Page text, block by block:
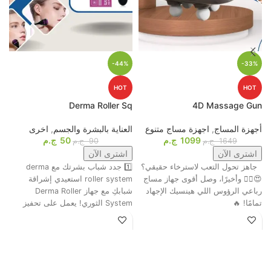
-33%
HOT
4D Massage Gun
أجهزة المساج, اجهزة مساج متنوع
1649 ج.م 1099 ج.م
اشترى الآن
جاهز تحول التعب لاسترخاء حقيقي؟
😍💆‍♂️ وأخيرًا، وصل أقوى جهاز مساج
رباعي الرؤوس اللي هينسيك الإجهاد
تمامًا! 🔥
-44%
HOT
Derma Roller Sq
العناية بالبشرة والجسم, اخرى
90 ج.م 50 ج.م
اشترى الآن
1️⃣ جدد شباب بشرتك مع derma
roller system استعيدي إشراقة
شبابكِ مع جهاز Derma Roller
System الثوري! يعمل على تحفيز